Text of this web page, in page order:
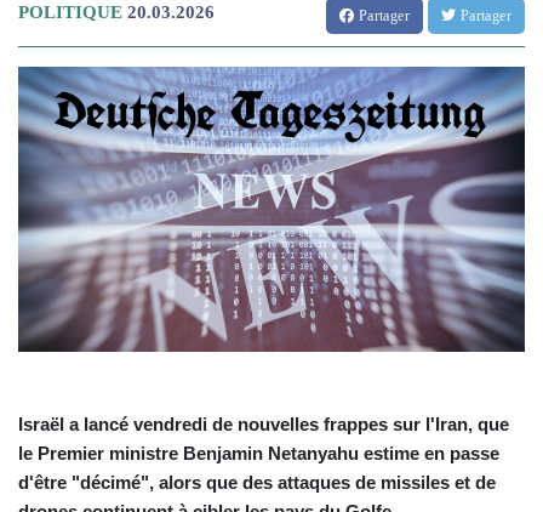
POLITIQUE 20.03.2026 Partager Partager
Israël a lancé vendredi de nouvelles frappes sur l'Iran, que
le Premier ministre Benjamin Netanyahu estime en passe
d'être "décimé", alors que des attaques de missiles et de